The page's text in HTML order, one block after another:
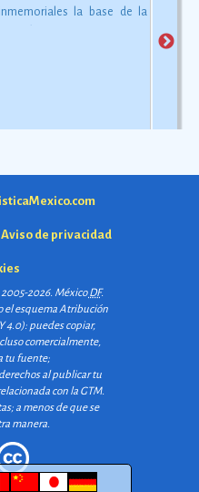
la base de la
Aviso de privacidad
2026. MéxicoDF.
el esquemaAtribución
4.0): puedes copiar,
comercialmente,
tu fuente;
al publicar tu
con la GTM.
; a menos de que se
manera.